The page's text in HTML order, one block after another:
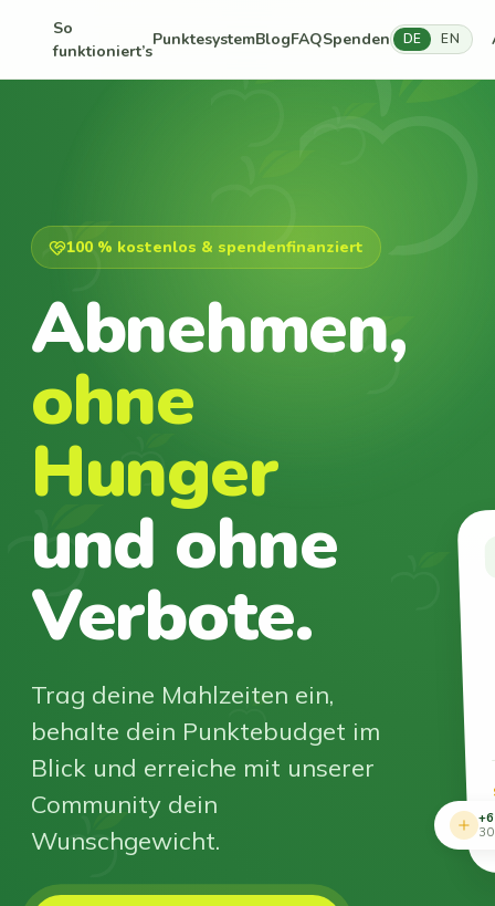
So
funktioniert’s
PunktesystemBlogFAQSpenden DE EN
100 % kostenlos & spendenfinanziert
Abnehmen,
ohne
Hunger
und ohne
Verbote.
Trag deine Mahlzeiten ein,
behalte dein Punktebudget im
Blick und erreiche mit unserer
Community dein
Wunschgewicht.